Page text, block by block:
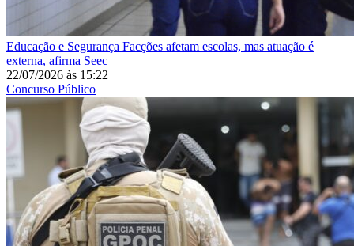
Educação e Segurança Facções afetam escolas, mas atuação é
externa, afirma Seec
22/07/2026 às 15:22
Concurso Público